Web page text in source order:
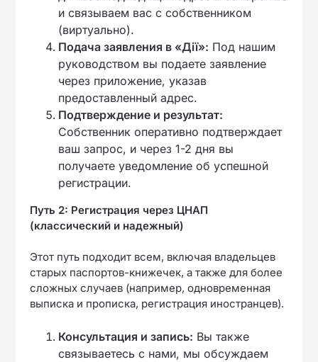
и связываем вас с собственником
(виртуально).
Подача заявления в «Дії»: Под нашим
руководством вы подаете заявление
через приложение, указав
предоставленный адрес.
Подтверждение и результат:
Собственник оперативно подтверждает
ваш запрос, и через 1-2 дня вы
получаете уведомление об успешной
регистрации.
Путь 2: Регистрация через ЦНАП
(классический и надежный)
Этот путь подходит всем, включая владельцев
старых паспортов-книжечек, а также для более
сложных случаев (например, одновременная
выписка и прописка, регистрация иностранцев).
Консультация и запись: Вы также
связываетесь с нами, мы обсуждаем